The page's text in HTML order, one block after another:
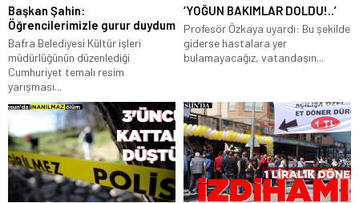
Başkan Şahin:
Öğrencilerimizle gurur duydum
Bafra Belediyesi Kültür işleri
müdürlüğünün düzenlediği
Cumhuriyet temalı resim
yarışması...
‘YOĞUN BAKIMLAR DOLDU!..’
Profesör Özkaya uyardı: Bu şekilde
giderse hastalara yer
bulamayacağız, vatandaşın...